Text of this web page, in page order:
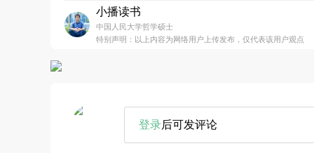
小播读书
中国人民大学哲学硕士
特别声明：以上内容为网络用户上传发布，仅代表该用户观点
登录后可发评论